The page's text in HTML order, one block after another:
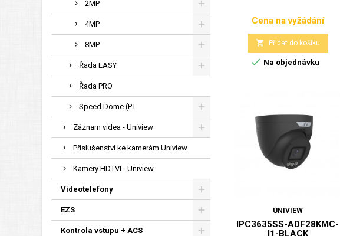
2MP
4MP
8MP
Řada EASY
Řada PRO
Speed Dome (PT
Záznam videa - Uniview
Příslušenství ke kamerám Uniview
Kamery HDTVI - Uniview
Videotelefony
EZS
Kontrola vstupu + ACS
Cena
Cena na vyžádání
 Přidat do košíku
 Na objednávku
UNIVIEW
IPC3635SS-ADF28KMC-
I1-BLACK